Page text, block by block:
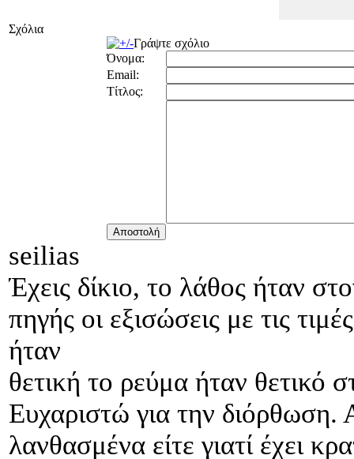
Σχόλια
Γράψτε σχόλιο
Όνομα:
Email:
Τίτλος:
seilias
Έχεις δίκιο, το λάθος ήταν
πηγής οι εξισώσεις με τις
ήταν
θετική το ρεύμα ήταν θετικό
Ευχαριστώ για την διόρθωση.
λανθασμένα είτε γιατί έχει